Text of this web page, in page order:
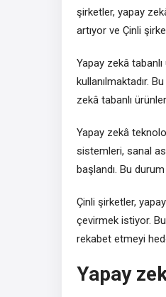
şirketler, yapay
artıyor ve Çinli
Yapay zekâ
kullanılmaktadır.
zekâ tabanlı
Yapay zekâ
sistemleri, sanal
başlandı. Bu
Çinli şirketler,
çevirmek istiyor. Bu
rekabet etmeyi
Yapay